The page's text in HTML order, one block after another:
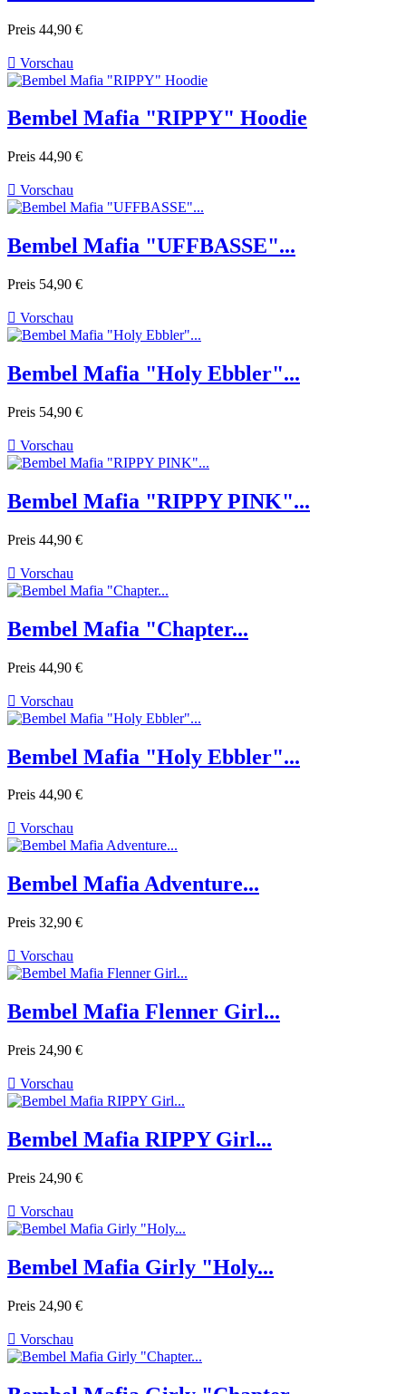
Preis 44,90 €
 Vorschau
Bembel Mafia "RIPPY" Hoodie
Preis 44,90 €
 Vorschau
Bembel Mafia "UFFBASSE"...
Preis 54,90 €
 Vorschau
Bembel Mafia "Holy Ebbler"...
Preis 54,90 €
 Vorschau
Bembel Mafia "RIPPY PINK"...
Preis 44,90 €
 Vorschau
Bembel Mafia "Chapter...
Preis 44,90 €
 Vorschau
Bembel Mafia "Holy Ebbler"...
Preis 44,90 €
 Vorschau
Bembel Mafia Adventure...
Preis 32,90 €
 Vorschau
Bembel Mafia Flenner Girl...
Preis 24,90 €
 Vorschau
Bembel Mafia RIPPY Girl...
Preis 24,90 €
 Vorschau
Bembel Mafia Girly "Holy...
Preis 24,90 €
 Vorschau